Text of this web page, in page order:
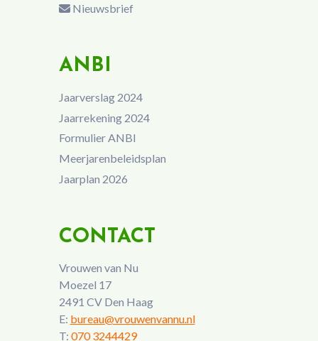
Nieuwsbrief
ANBI
Jaarverslag 2024
Jaarrekening 2024
Formulier ANBI
Meerjarenbeleidsplan
Jaarplan 2026
CONTACT
Vrouwen van Nu
Moezel 17
2491 CV Den Haag
E: bureau@vrouwenvannu.nl
T: 070 3244429